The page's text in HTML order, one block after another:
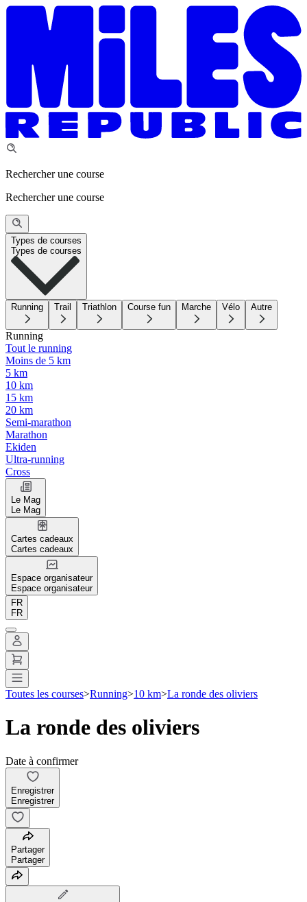
Rechercher une course
Rechercher une course
Types de courses
Types de courses
Running Trail Triathlon Course fun Marche Vélo Autre
Running
Tout le running
Moins de 5 km
5 km
10 km
15 km
20 km
Semi-marathon
Marathon
Ekiden
Ultra-running
Cross
Le Mag
Le Mag
Cartes cadeaux
Cartes cadeaux
Espace organisateur
Espace organisateur
FR
FR
Toutes les courses>Running>10 km>La ronde des oliviers
La ronde des oliviers
Date à confirmer
Enregistrer
Enregistrer
Partager
Partager